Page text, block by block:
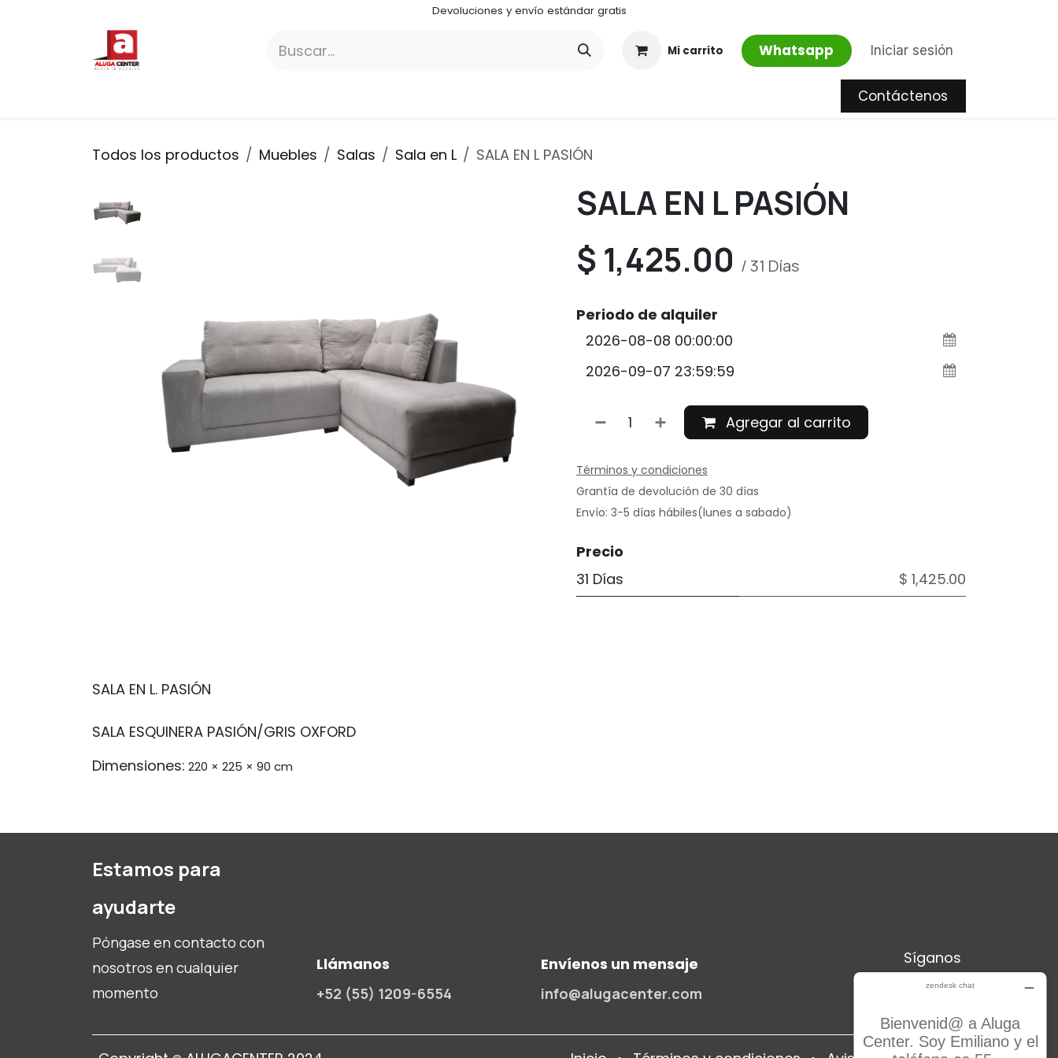
Devoluciones y envío estándar gratis
Mi carrito Whatsapp Iniciar sesión
Contáctenos
Todos los productos Muebles Salas Sala en L SALA EN L PASIÓN
SALA EN L PASIÓN
$ 1,425.00 /31 Días
Periodo de alquiler
Agregar al carrito
Términos y condiciones
Grantía de devolución de 30 días
Envío: 3-5 días hábiles(lunes a sabado)
Precio
31 Días
$ 1,425.00
SALA EN L. PASIÓN
SALA ESQUINERA PASIÓN/GRIS OXFORD
Dimensiones: 220 × 225 × 90 cm
Estamos para
ayudarte
Póngase en contacto con
nosotros en cualquier
momento
Llámanos
+52 (55) 1209-6554
Envíenos un mensaje
info@alugacenter.com
Síganos